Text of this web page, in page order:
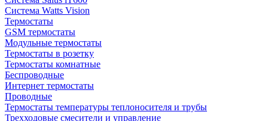
Система Watts Vision
Термостаты
GSM термостаты
Модульные термостаты
Термостаты в розетку
Термостаты комнатные
Беспроводные
Интернет термостаты
Проводные
Термостаты температуры теплоносителя и трубы
Трехходовые смесители и управление